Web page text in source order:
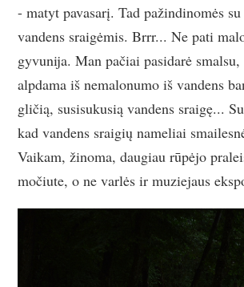
- matyt pavasarį. Tad pažindinomės
vandens sraigėmis. Brrr... Ne pati
gyvunija. Man pačiai pasidarė
alpdama iš nemalonumo iš vandens
gličią, susisukusią vandens sraigę...
kad vandens sraigių nameliai
Vaikam, žinoma, daugiau rūpėjo
močiute, o ne varlės ir muziejaus